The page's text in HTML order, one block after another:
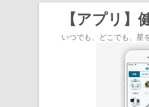
【アプリ
いつでも、どこでも、星